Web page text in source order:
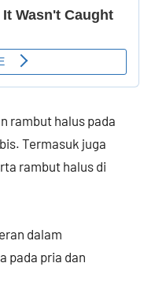
rambut halus pada
Termasuk juga
rambut halus di
dalam
pada pria dan